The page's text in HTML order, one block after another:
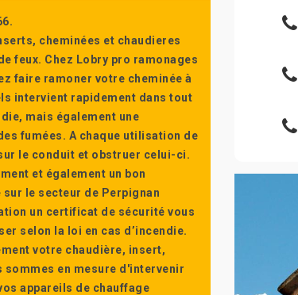
cheminées et chaudieres
feux. Chez Lobry pro ramonages
faire ramoner votre cheminée à
intervient rapidement dans tout
mais également une
fumées. A chaque utilisation de
le conduit et obstruer celui-ci.
et également un bon
le secteur de Perpignan
un certificat de sécurité vous
selon la loi en cas d’incendie.
votre chaudière, insert,
sommes en mesure d'intervenir
appareils de chauffage